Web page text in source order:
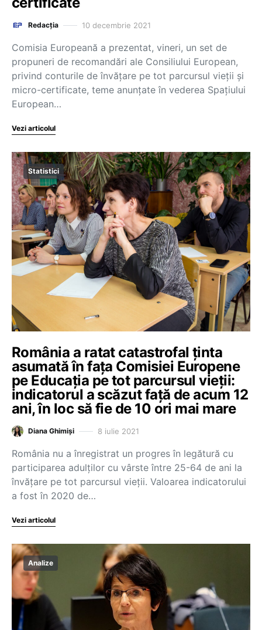
Redacția 10 decembrie 2021
Comisia Europeană a prezentat, vineri, un set de
propuneri de recomandări ale Consiliului European,
privind conturile de învățare pe tot parcursul vieții și
micro-certificate, teme anunțate în vederea Spațiului
European…
Vezi articolul
Statistici
România a ratat catastrofal ținta
asumată în fața Comisiei Europene
pe Educația pe tot parcursul vieții:
indicatorul a scăzut față de acum 12
ani, în loc să fie de 10 ori mai mare
Diana Ghimiși 8 iulie 2021
România nu a înregistrat un progres în legătură cu
participarea adulților cu vârste între 25-64 de ani la
învățare pe tot parcursul vieții. Valoarea indicatorului
a fost în 2020 de…
Vezi articolul
Analize